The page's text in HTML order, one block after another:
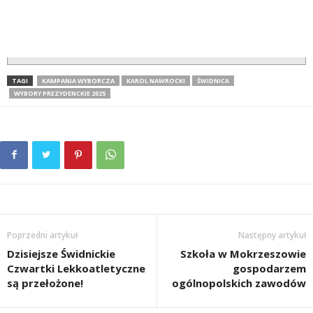
TAGI KAMPANIA WYBORCZA KAROL NAWROCKI
ŚWIDNICA
WYBORY PREZYDENCKIE 2025
Poprzedni artykuł
Dzisiejsze Świdnickie
Czwartki Lekkoatletyczne
są przełożone!
Następny artykuł
Szkoła w Mokrzeszowie
gospodarzem
ogólnopolskich zawodów